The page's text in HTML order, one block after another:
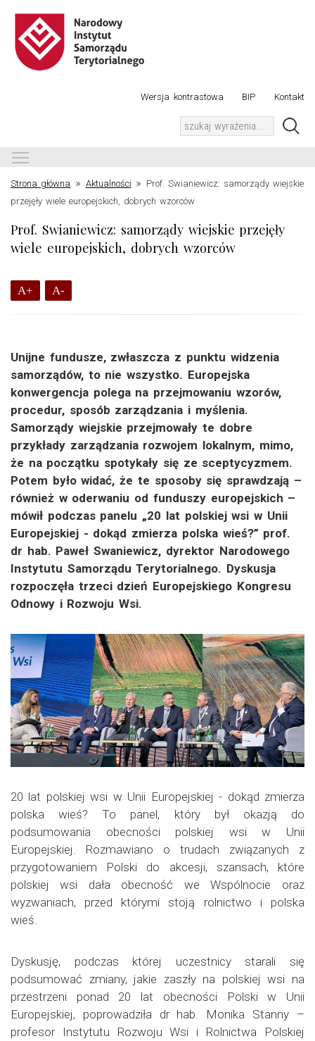
Wersja kontrastowa BIP Kontakt
Strona główna » Aktualności » Prof. Swianiewicz: samorządy wiejskie
przejęły wiele europejskich, dobrych wzorców
Prof. Swianiewicz: samorządy wiejskie przejęły
wiele europejskich, dobrych wzorców
A+ A-
Unijne fundusze, zwłaszcza z punktu widzenia
samorządów, to nie wszystko. Europejska
konwergencja polega na przejmowaniu wzorów,
procedur, sposób zarządzania i myślenia.
Samorządy wiejskie przejmowały te dobre
przykłady zarządzania rozwojem lokalnym, mimo,
że na początku spotykały się ze sceptycyzmem.
Potem było widać, że te sposoby się sprawdzają –
również w oderwaniu od funduszy europejskich –
mówił podczas panelu „20 lat polskiej wsi w Unii
Europejskiej - dokąd zmierza polska wieś?” prof.
dr hab. Paweł Swaniewicz, dyrektor Narodowego
Instytutu Samorządu Terytorialnego. Dyskusja
rozpoczęła trzeci dzień Europejskiego Kongresu
Odnowy i Rozwoju Wsi.
20 lat polskiej wsi w Unii Europejskiej - dokąd zmierza
polska wieś? To panel, który był okazją do
podsumowania obecności polskiej wsi w Unii
Europejskiej. Rozmawiano o trudach związanych z
przygotowaniem Polski do akcesji, szansach, które
polskiej wsi dała obecność we Wspólnocie oraz
wyzwaniach, przed którymi stoją rolnictwo i polska
wieś.
Dyskusję, podczas której uczestnicy starali się
podsumować zmiany, jakie zaszły na polskiej wsi na
przestrzeni ponad 20 lat obecności Polski w Unii
Europejskiej, poprowadziła dr hab. Monika Stanny –
profesor Instytutu Rozwoju Wsi i Rolnictwa Polskiej